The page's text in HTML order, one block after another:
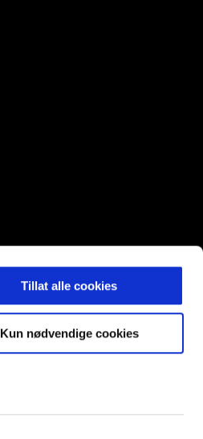
Tillat alle cookies
Kun nødvendige cookies